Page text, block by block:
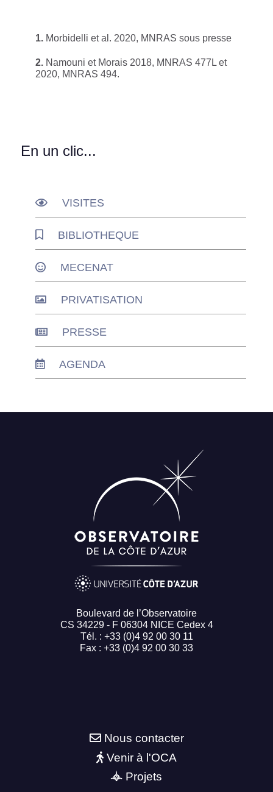
1. Morbidelli et al. 2020, MNRAS sous presse
2. Namouni et Morais 2018, MNRAS 477L et
2020, MNRAS 494.
En un clic...
VISITES
BIBLIOTHEQUE
MECENAT
PRIVATISATION
PRESSE
AGENDA
Boulevard de l’Observatoire
CS 34229 - F 06304 NICE Cedex 4
Tél. : +33 (0)4 92 00 30 11
Fax : +33 (0)4 92 00 30 33
Nous contacter
Venir à l'OCA
Projets